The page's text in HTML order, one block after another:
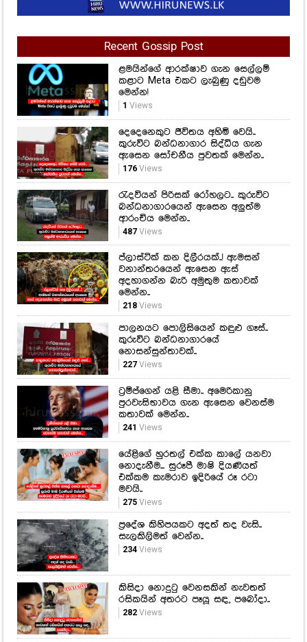
Recent Gossip Post
ළමයින්ගේ ආරක්ෂාව ගැන සෙල්ලම්
කළාට Meta එකට ලැබුණු දඩුවම
මෙන්න!
1 Views
දෙදෙනෙකුට ජීවිතය අහිමි වෙයි..
කුරුවිට බන්ධනාගාර සිද්ධිය ගැන
ඇසෙන සෝචනීය පුවතක් මෙන්න..
176Views
රැදවියන් පිරිසක් රෝහලට.. කුරුවිට
බන්ධනාගාරයෙන් ඇසෙන අලුත්ම
ආරංචිය මෙන්න..
487Views
ප්ලාස්ටික් කන දිලීරයක්..! ඇමසන්
වනාන්තරයෙන් ඇසෙන ඇස්
අදහාගන්න බැරි අමුතුම කතාවක්
මෙන්න..
218Views
පාලනයට පොලිසියෙන් කඳුළු ගෑස්..
කුරුවිට බන්ධනාගාරයේ
නොසන්සුන්තාවක්..
227Views
ට්‍රම්ප්ගෙන් යළි සීමා.. අමෙරිකානු
පුරවැසිභාවය ගැන ඇසෙන වෙනස්ම
කතාවක් මෙන්න..
241 Views
යේළිගේ හුරතල් එක්ක කාලේ යනවා
නොදැනීම... සුරූපී මාෂි දියණියත්
එක්කම කැමරාව ඉදිරියේ රූ රටා
මවයි..
275Views
ප්‍රදේශ කිහිපයකට අදත් තද වැසි..
සැලකිලිමත් වෙන්න..
234Views
කිසිදා නොදුටු වෙනසකින් නැවතත්
රසිකයින් අතරට පෑයූ සඳ, පබෝදා..
282Views